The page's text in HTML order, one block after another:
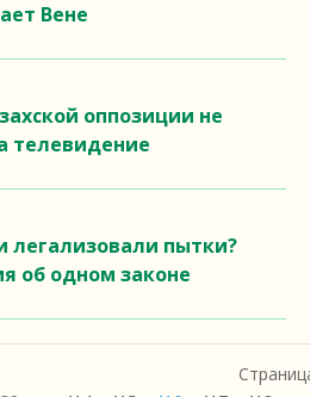
Вене
оппозиции не
телевидение
легализовали пытки?
об одном законе